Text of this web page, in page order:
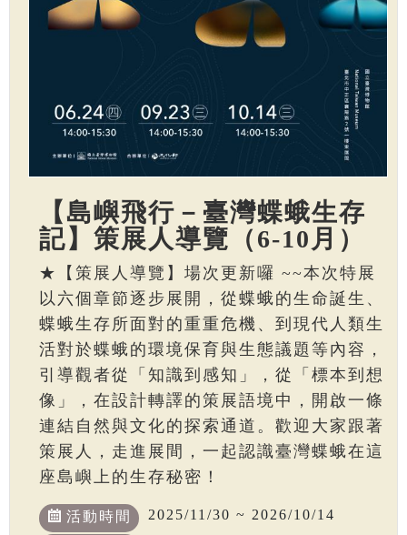
【島嶼飛行－臺灣蝶蛾生存
記】策展人導覽（6-10月）
★【策展人導覽】場次更新囉 ~~本次特展
以六個章節逐步展開，從蝶蛾的生命誕生、
蝶蛾生存所面對的重重危機、到現代人類生
活對於蝶蛾的環境保育與生態議題等內容，
引導觀者從「知識到感知」，從「標本到想
像」，在設計轉譯的策展語境中，開啟一條
連結自然與文化的探索通道。歡迎大家跟著
策展人，走進展間，一起認識臺灣蝶蛾在這
座島嶼上的生存秘密！
活動時間 2025/11/30 ~ 2026/10/14